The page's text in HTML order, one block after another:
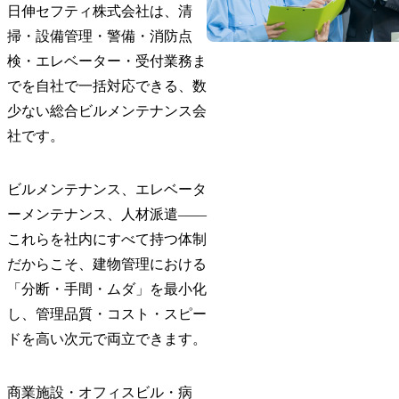
日伸セフティ株式会社は、清
掃・設備管理・警備・消防点
検・エレベーター・受付業務ま
でを自社で一括対応できる、数
少ない総合ビルメンテナンス会
社です。
ビルメンテナンス、エレベータ
ーメンテナンス、人材派遣――
これらを社内にすべて持つ体制
だからこそ、建物管理における
「分断・手間・ムダ」を最小化
し、管理品質・コスト・スピー
ドを高い次元で両立できます。
商業施設・オフィスビル・病